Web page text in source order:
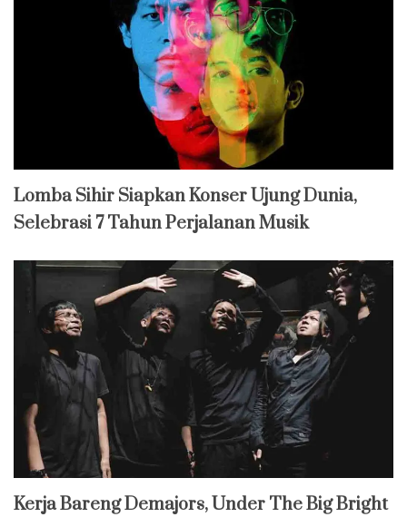
Lomba Sihir Siapkan Konser Ujung Dunia,
Selebrasi 7 Tahun Perjalanan Musik
Kerja Bareng Demajors, Under The Big Bright